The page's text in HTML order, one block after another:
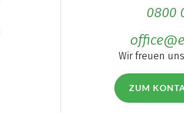
0800
Wir freuen
ZUM